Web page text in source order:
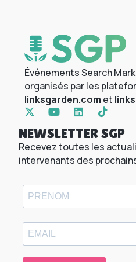
Événements Search
organisés par les
linksgarden.com et
NEWSLETTER SGP
Recevez toutes les
intervenants des